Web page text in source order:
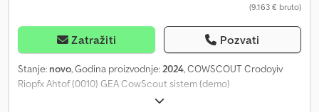
(9.163 € bruto)
Zatražiti Pozvati
Stanje: novo, Godina proizvodnje: 2024, COWSCOUT Crodoyiv
Riopfx Ahtof (0010) GEA CowScout sistem (demo)